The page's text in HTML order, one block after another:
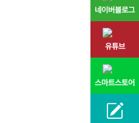
네이버블로그
유튜브
스마트스토어